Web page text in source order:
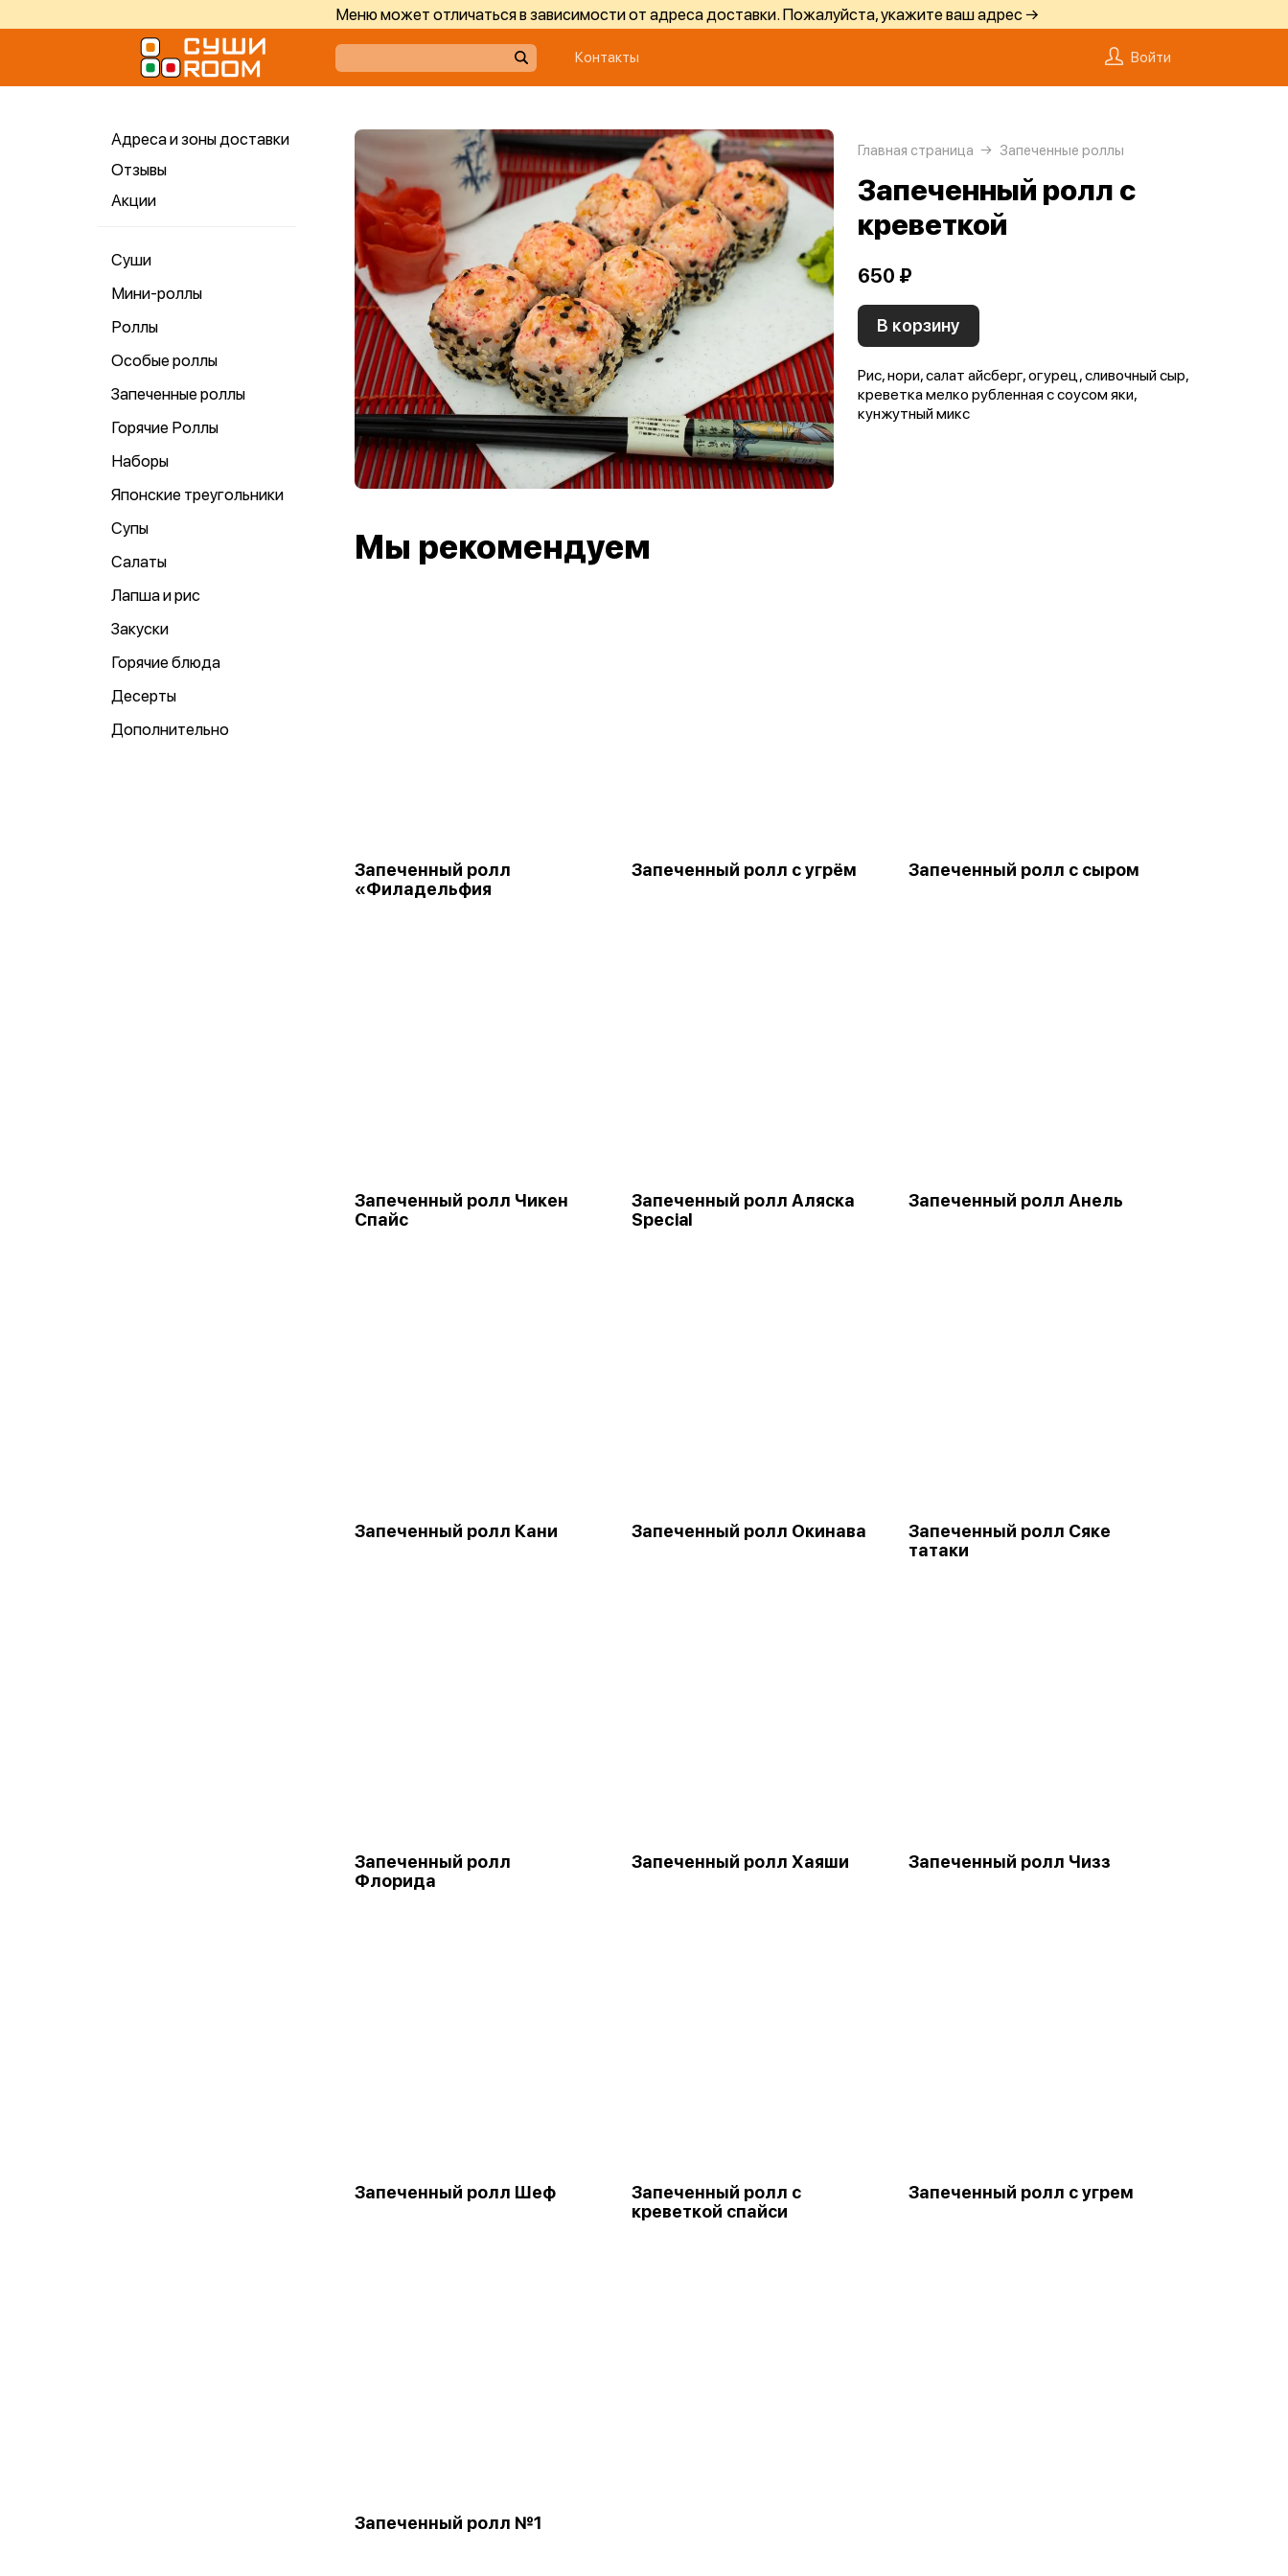
Меню может отличаться в зависимости от адреса доставки. Пожалуйста, укажите ваш адрес →
Контакты Войти
Адреса и зоны доставки
Отзывы
Акции
Суши
Мини-роллы
Роллы
Особые роллы
Запеченные роллы
Горячие Роллы
Наборы
Японские треугольники
Супы
Салаты
Лапша и рис
Закуски
Горячие блюда
Десерты
Дополнительно
Главная страница Запеченные роллы
Запеченный ролл с
креветкой
650 ₽
В корзину
Рис, нори, салат айсберг, огурец, сливочный сыр,
креветка мелко рубленная с соусом яки,
кунжутный микс
Мы рекомендуем
Запеченный ролл
«Филадельфия
Запеченный ролл с угрём Запеченный ролл с сыром
Запеченный ролл Чикен
Спайс
Запеченный ролл Аляска
Special
Запеченный ролл Анель
Запеченный ролл Кани Запеченный ролл Окинава
Запеченный ролл Сяке
татаки
Запеченный ролл
Флорида
Запеченный ролл Хаяши Запеченный ролл Чизз
Запеченный ролл Шеф
Запеченный ролл с
креветкой спайси
Запеченный ролл с угрем
Запеченный ролл №1